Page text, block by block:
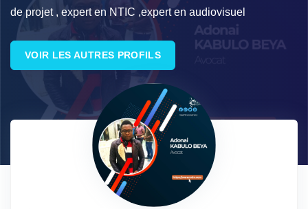
de projet , expert en NTIC ,expert en audiovisuel
VOIR LES AUTRES PROFILS